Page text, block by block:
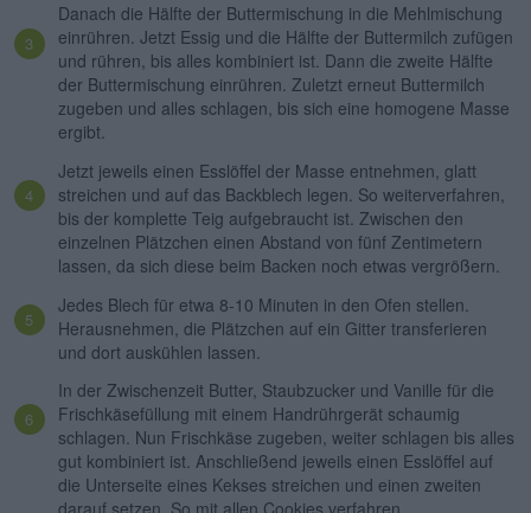
Danach die Hälfte der Buttermischung in die Mehlmischung
einrühren. Jetzt Essig und die Hälfte der Buttermilch zufügen
und rühren, bis alles kombiniert ist. Dann die zweite Hälfte
der Buttermischung einrühren. Zuletzt erneut Buttermilch
zugeben und alles schlagen, bis sich eine homogene Masse
ergibt.
Jetzt jeweils einen Esslöffel der Masse entnehmen, glatt
streichen und auf das Backblech legen. So weiterverfahren,
bis der komplette Teig aufgebraucht ist. Zwischen den
einzelnen Plätzchen einen Abstand von fünf Zentimetern
lassen, da sich diese beim Backen noch etwas vergrößern.
Jedes Blech für etwa 8-10 Minuten in den Ofen stellen.
Herausnehmen, die Plätzchen auf ein Gitter transferieren
und dort auskühlen lassen.
In der Zwischenzeit Butter, Staubzucker und Vanille für die
Frischkäsefüllung mit einem Handrührgerät schaumig
schlagen. Nun Frischkäse zugeben, weiter schlagen bis alles
gut kombiniert ist. Anschließend jeweils einen Esslöffel auf
die Unterseite eines Kekses streichen und einen zweiten